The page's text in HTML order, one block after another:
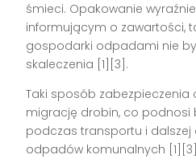
śmieci. Opakowanie
informującym o zawartości,
gospodarki odpadami nie
skaleczenia [1][3].
Taki sposób zabezpieczenia
migrację drobin, co podnosi
podczas transportu i dalszej
odpadów komunalnych